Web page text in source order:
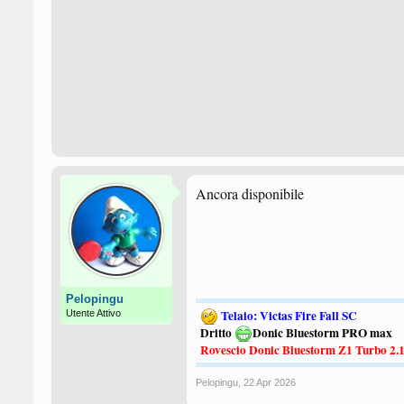
Pelopingu
Utente Attivo
Ancora disponibile
Telaio: Victas Fire Fall SC
Dritto
Donic Bluestorm PRO max
Rovescio Donic Bluestorm Z1 Turbo 2.1
Pelopingu 22 Apr 2026